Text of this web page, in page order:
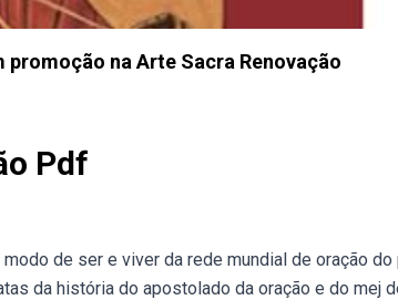
na Arte Sacra Renovação
Pdf
de ser e viver da rede mundial de oração do
da história do apostolado da oração e do mej